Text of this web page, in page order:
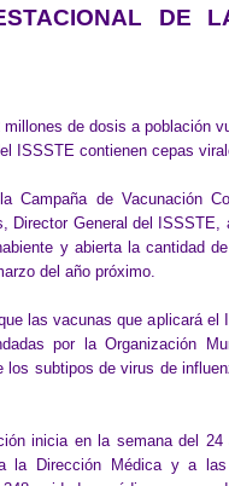
DE
de dosis a población
contienen cepas
Campaña de Vacunación
Director General del
y abierta la cantidad
del año próximo.
las vacunas que aplicará
por la Organización
los subtipos de virus de
inicia en la semana del
la Dirección Médica y a